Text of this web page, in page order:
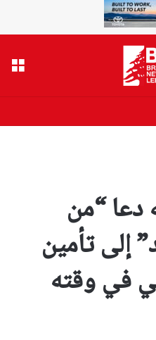
دعا “من
إلى تأمين
في وقته